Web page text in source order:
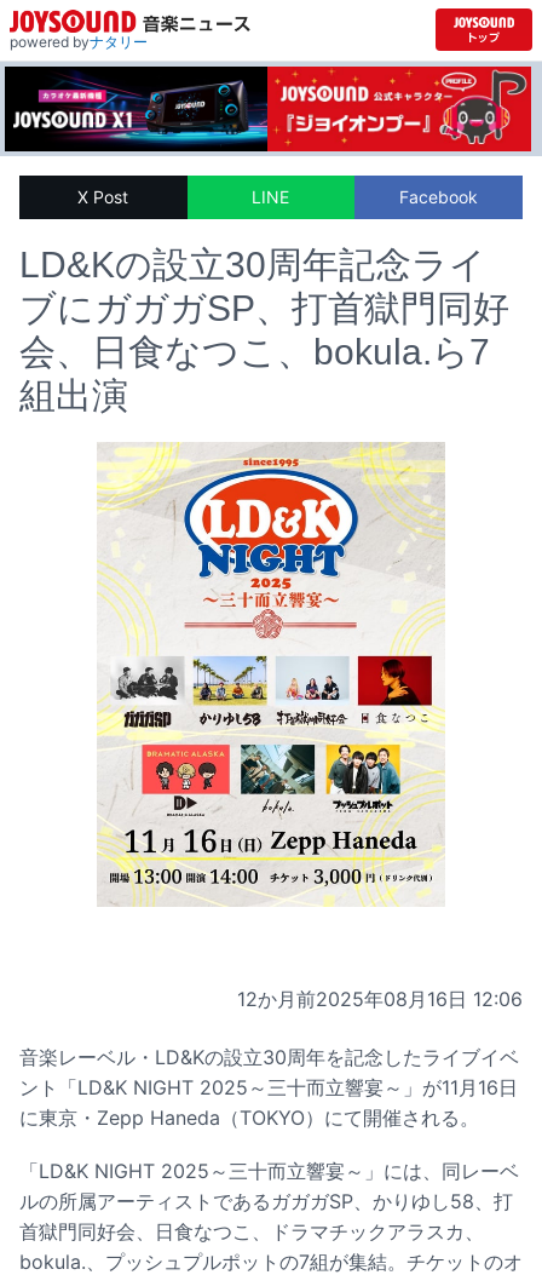
powered byナタリー
X Post LINE Facebook
LD&Kの設立30周年記念ライ
ブにガガガSP、打首獄門同好
会、日食なつこ、bokula.ら7
組出演
12か月前2025年08月16日 12:06
音楽レーベル・LD&Kの設立30周年を記念したライブイベ
ント「LD&K NIGHT 2025～三十而立響宴～」が11月16日
に東京・Zepp Haneda（TOKYO）にて開催される。
「LD&K NIGHT 2025～三十而立響宴～」には、同レーベ
ルの所属アーティストであるガガガSP、かりゆし58、打
首獄門同好会、日食なつこ、ドラマチックアラスカ、
bokula.、プッシュプルポットの7組が集結。チケットのオ